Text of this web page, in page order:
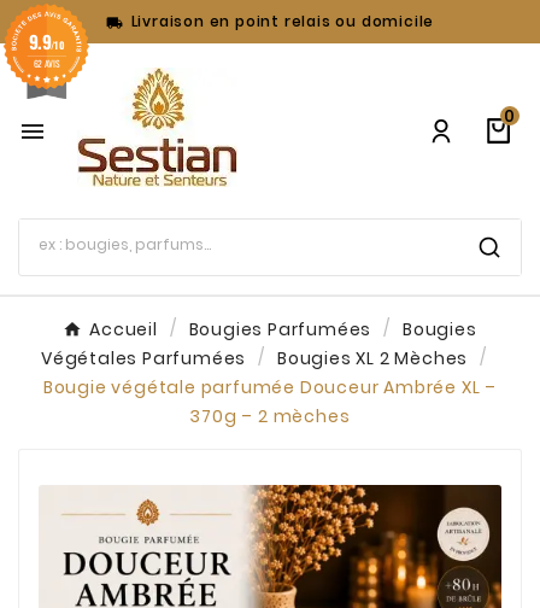
 Livraison en point relais ou domicile

0
Accueil Bougies Parfumées
Bougies
Végétales Parfumées
Bougies XL 2 Mèches
Bougie végétale parfumée Douceur Ambrée XL –
370g – 2 mèches
9.9/10
62 AVIS